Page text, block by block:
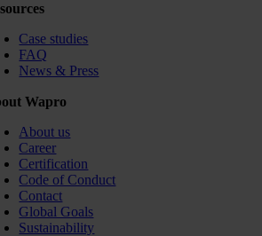
Case studies
FAQ
News & Press
Wapro
About us
Career
Certification
Code of Conduct
Contact
Global Goals
Sustainability